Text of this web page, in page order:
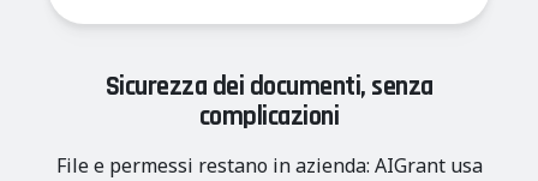
Sicurezza dei documenti, senza
complicazioni
File e permessi restano in azienda: AIGrant usa